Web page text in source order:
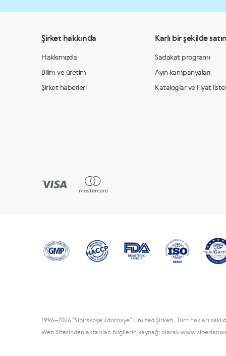
Şirket hakkında
Hakkımızda
Bilim ve üretim
Şirket haberleri
Karlı bir şekilde
Sadakat programı
Ayın kampanyaları
Kataloglar ve Fiyat
1996–2026 "Sibirskoye Zdorovye" Limited Şirketi. Tüm hakları
Web Sitesinden aktarılan bilgilerin kaynağı olarak